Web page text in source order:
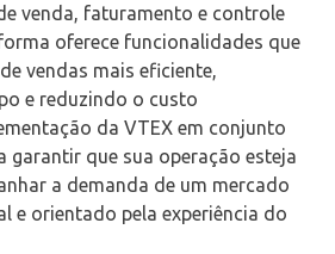
venda, faturamento e controle
oferece funcionalidades que
vendas mais eficiente,
e reduzindo o custo
da VTEX em conjunto
garantir que sua operação esteja
a demanda de um mercado
e orientado pela experiência do